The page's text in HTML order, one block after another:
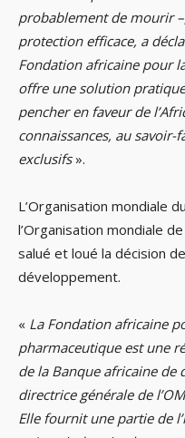
probablement de mourir
protection efficace, a
Fondation africaine pour
offre une solution
pencher en faveur de
connaissances, au savoir-
exclusifs».
L’Organisation mondiale
l’Organisation mondiale
salué et loué la décision
développement.
« La Fondation africaine
pharmaceutique est une
de la Banque africaine de
directrice générale de
Elle fournit une partie de